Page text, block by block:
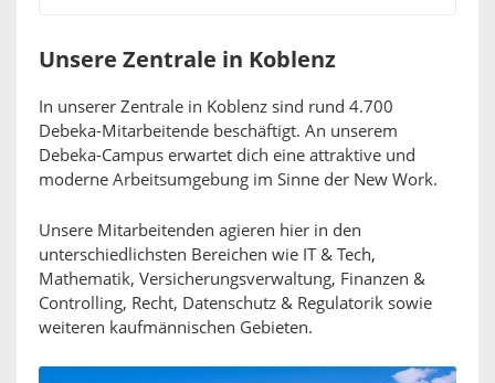
Unsere Zentrale in Koblenz
In unserer Zentrale in Koblenz sind rund 4.700
Debeka-Mitarbeitende beschäftigt. An unserem
Debeka-Campus erwartet dich eine attraktive und
moderne Arbeitsumgebung im Sinne der New Work.
Unsere Mitarbeitenden agieren hier in den
unterschiedlichsten Bereichen wie IT & Tech,
Mathematik, Versicherungsverwaltung, Finanzen &
Controlling, Recht, Datenschutz & Regulatorik sowie
weiteren kaufmännischen Gebieten.